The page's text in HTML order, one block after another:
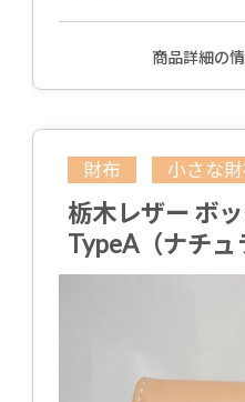
商品詳細の
財布 小さな
栃木レザー ボ
TypeA（ナチュ